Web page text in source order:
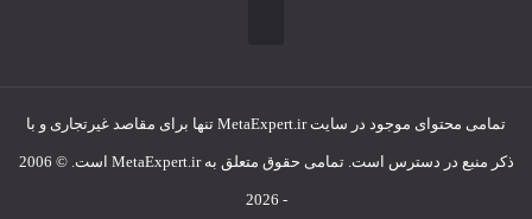
تمامی محتوای موجود در سایت MetaExpert.ir تنها برای مقاصد غیرتجاری و با
ذکر منبع در دسترس است. تمامی حقوق متعلق به MetaExpert.ir است. © 2006
- 2026